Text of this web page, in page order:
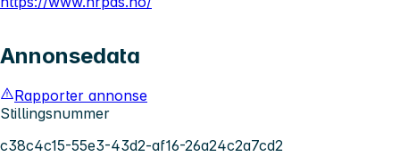
Annonsedata
Rapporter annonse
Stillingsnummer
c38c4c15-55e3-43d2-af16-26a24c2a7cd2